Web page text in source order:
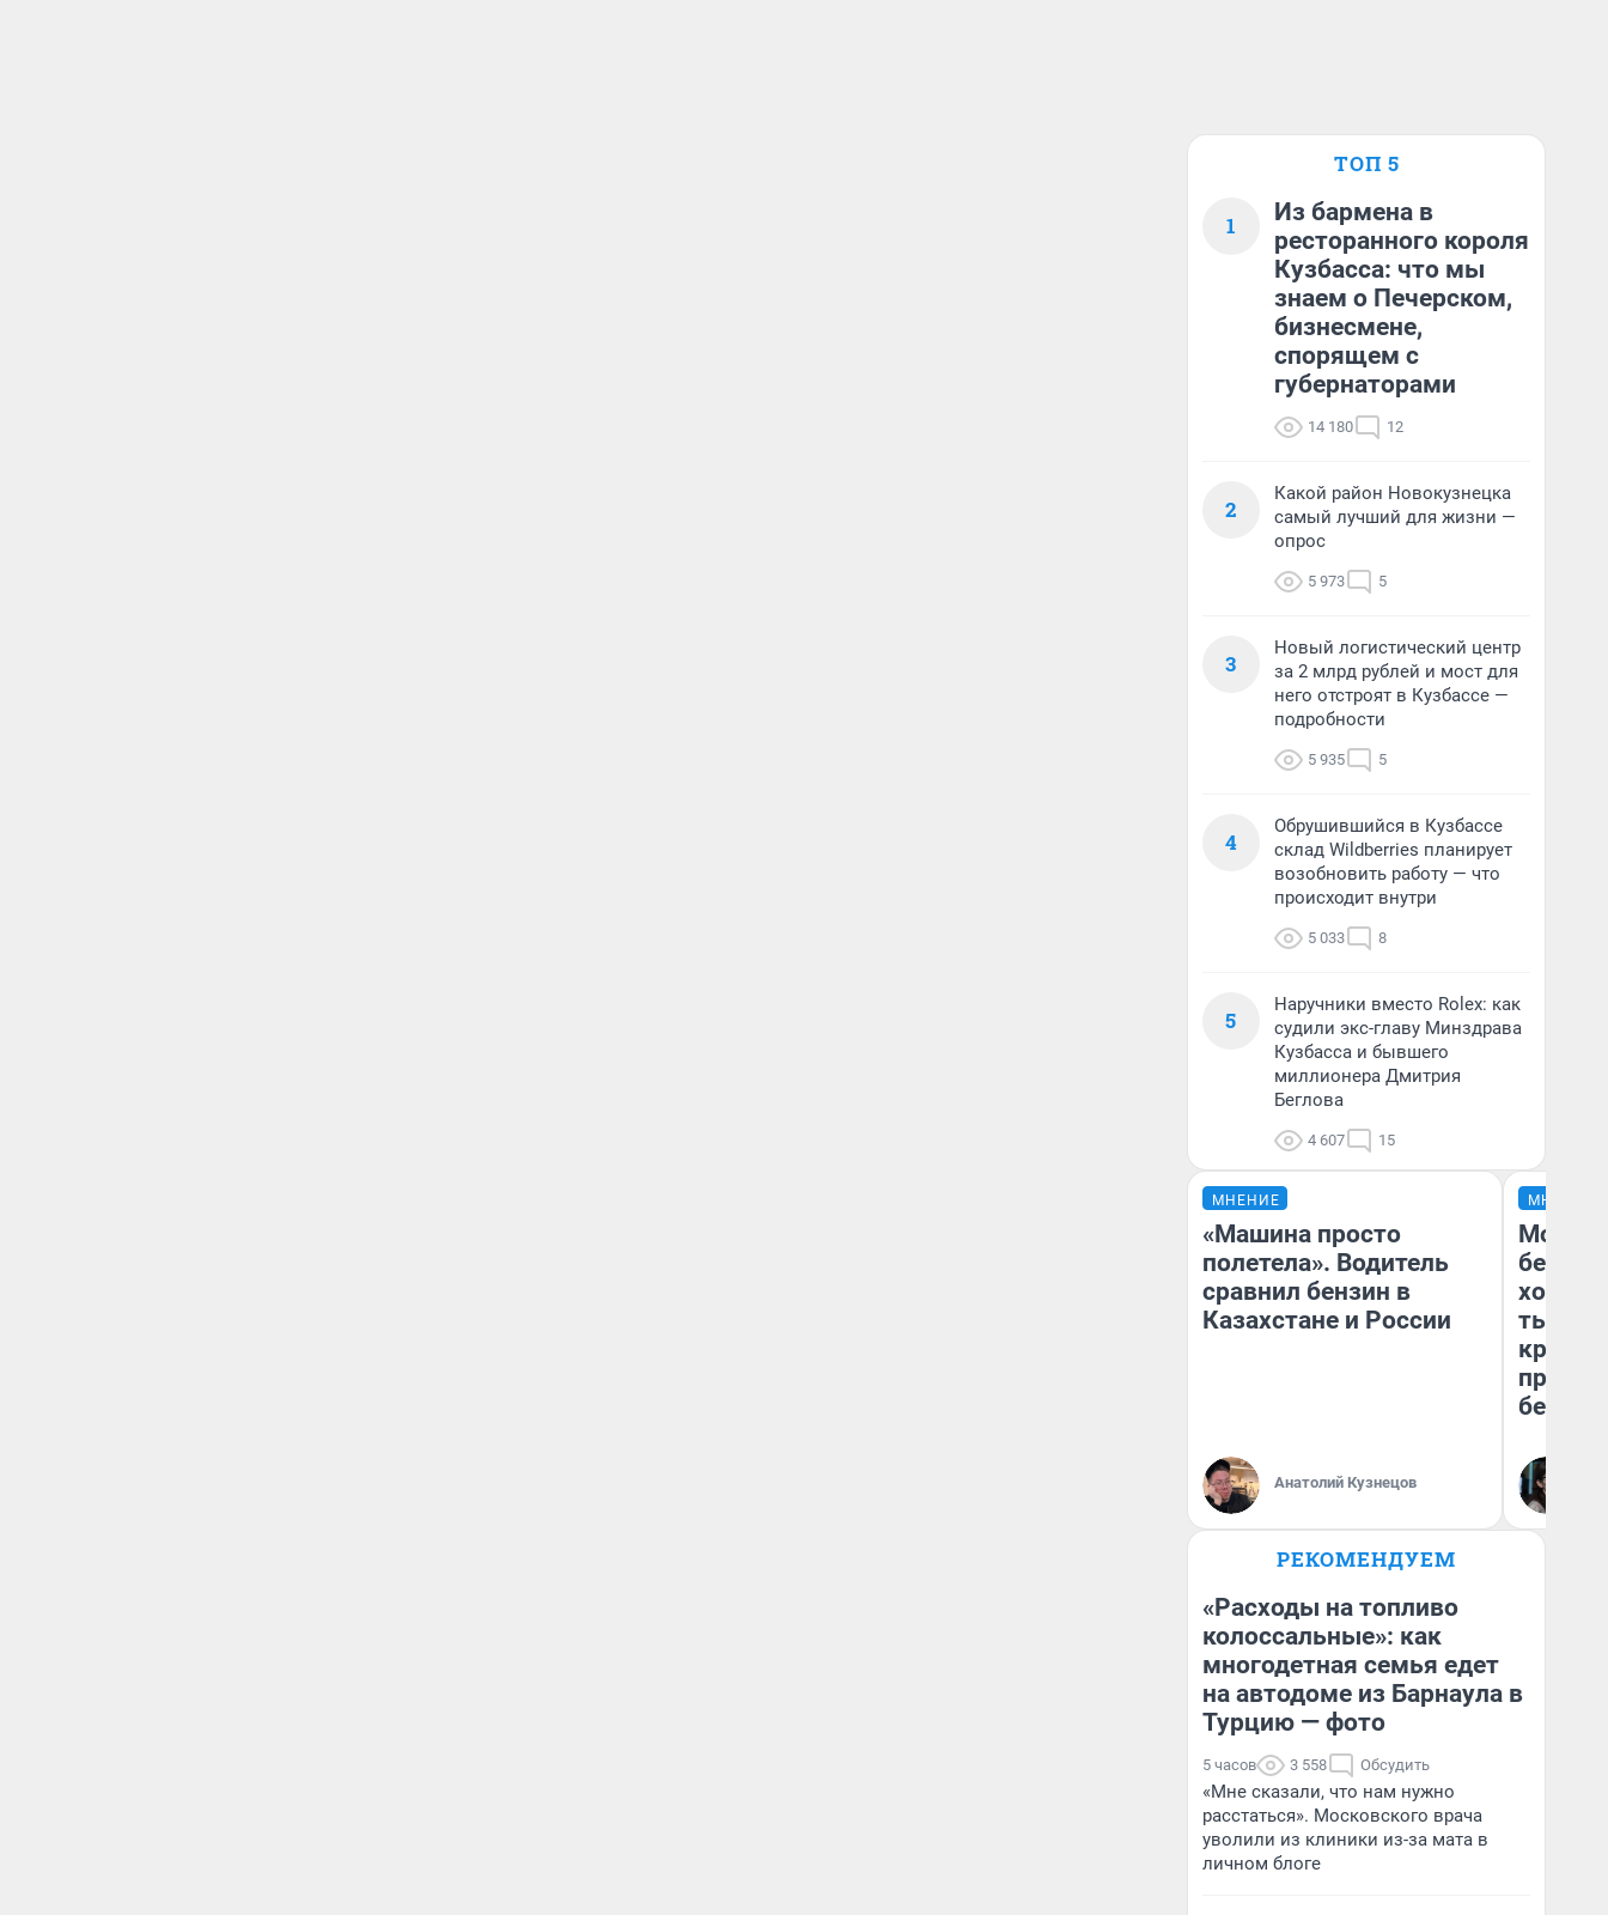
ТОП 5
1
Из бармена в
ресторанного короля
Кузбасса: что мы
знаем о Печерском,
бизнесмене,
спорящем с
губернаторами
14 180 12
2
Какой район Новокузнецка
самый лучший для жизни —
опрос
5 973 5
3
Новый логистический центр
за 2 млрд рублей и мост для
него отстроят в Кузбассе —
подробности
5 935 5
4
Обрушившийся в Кузбассе
склад Wildberries планирует
возобновить работу — что
происходит внутри
5 033 8
5
Наручники вместо Rolex: как
судили экс-главу Минздрава
Кузбасса и бывшего
миллионера Дмитрия
Беглова
4 607 15
МНЕНИЕ
«Машина просто
полетела». Водитель
сравнил бензин в
Казахстане и России
Анатолий Кузнецов
МНЕНИЕ
Мой
хотела
тысяч,
РЕКОМЕНДУЕМ
«Расходы на топливо
колоссальные»: как
многодетная семья едет
на автодоме из Барнаула в
Турцию — фото
5 часов 3 558 Обсудить
«Мне сказали, что нам нужно
расстаться». Московского врача
уволили из клиники из-за мата в
личном блоге